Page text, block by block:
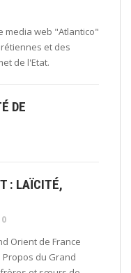
media web "Atlantico"
et des
de l'Etat.
DE
: LAÏCITÉ,
0
Orient de France
du Grand